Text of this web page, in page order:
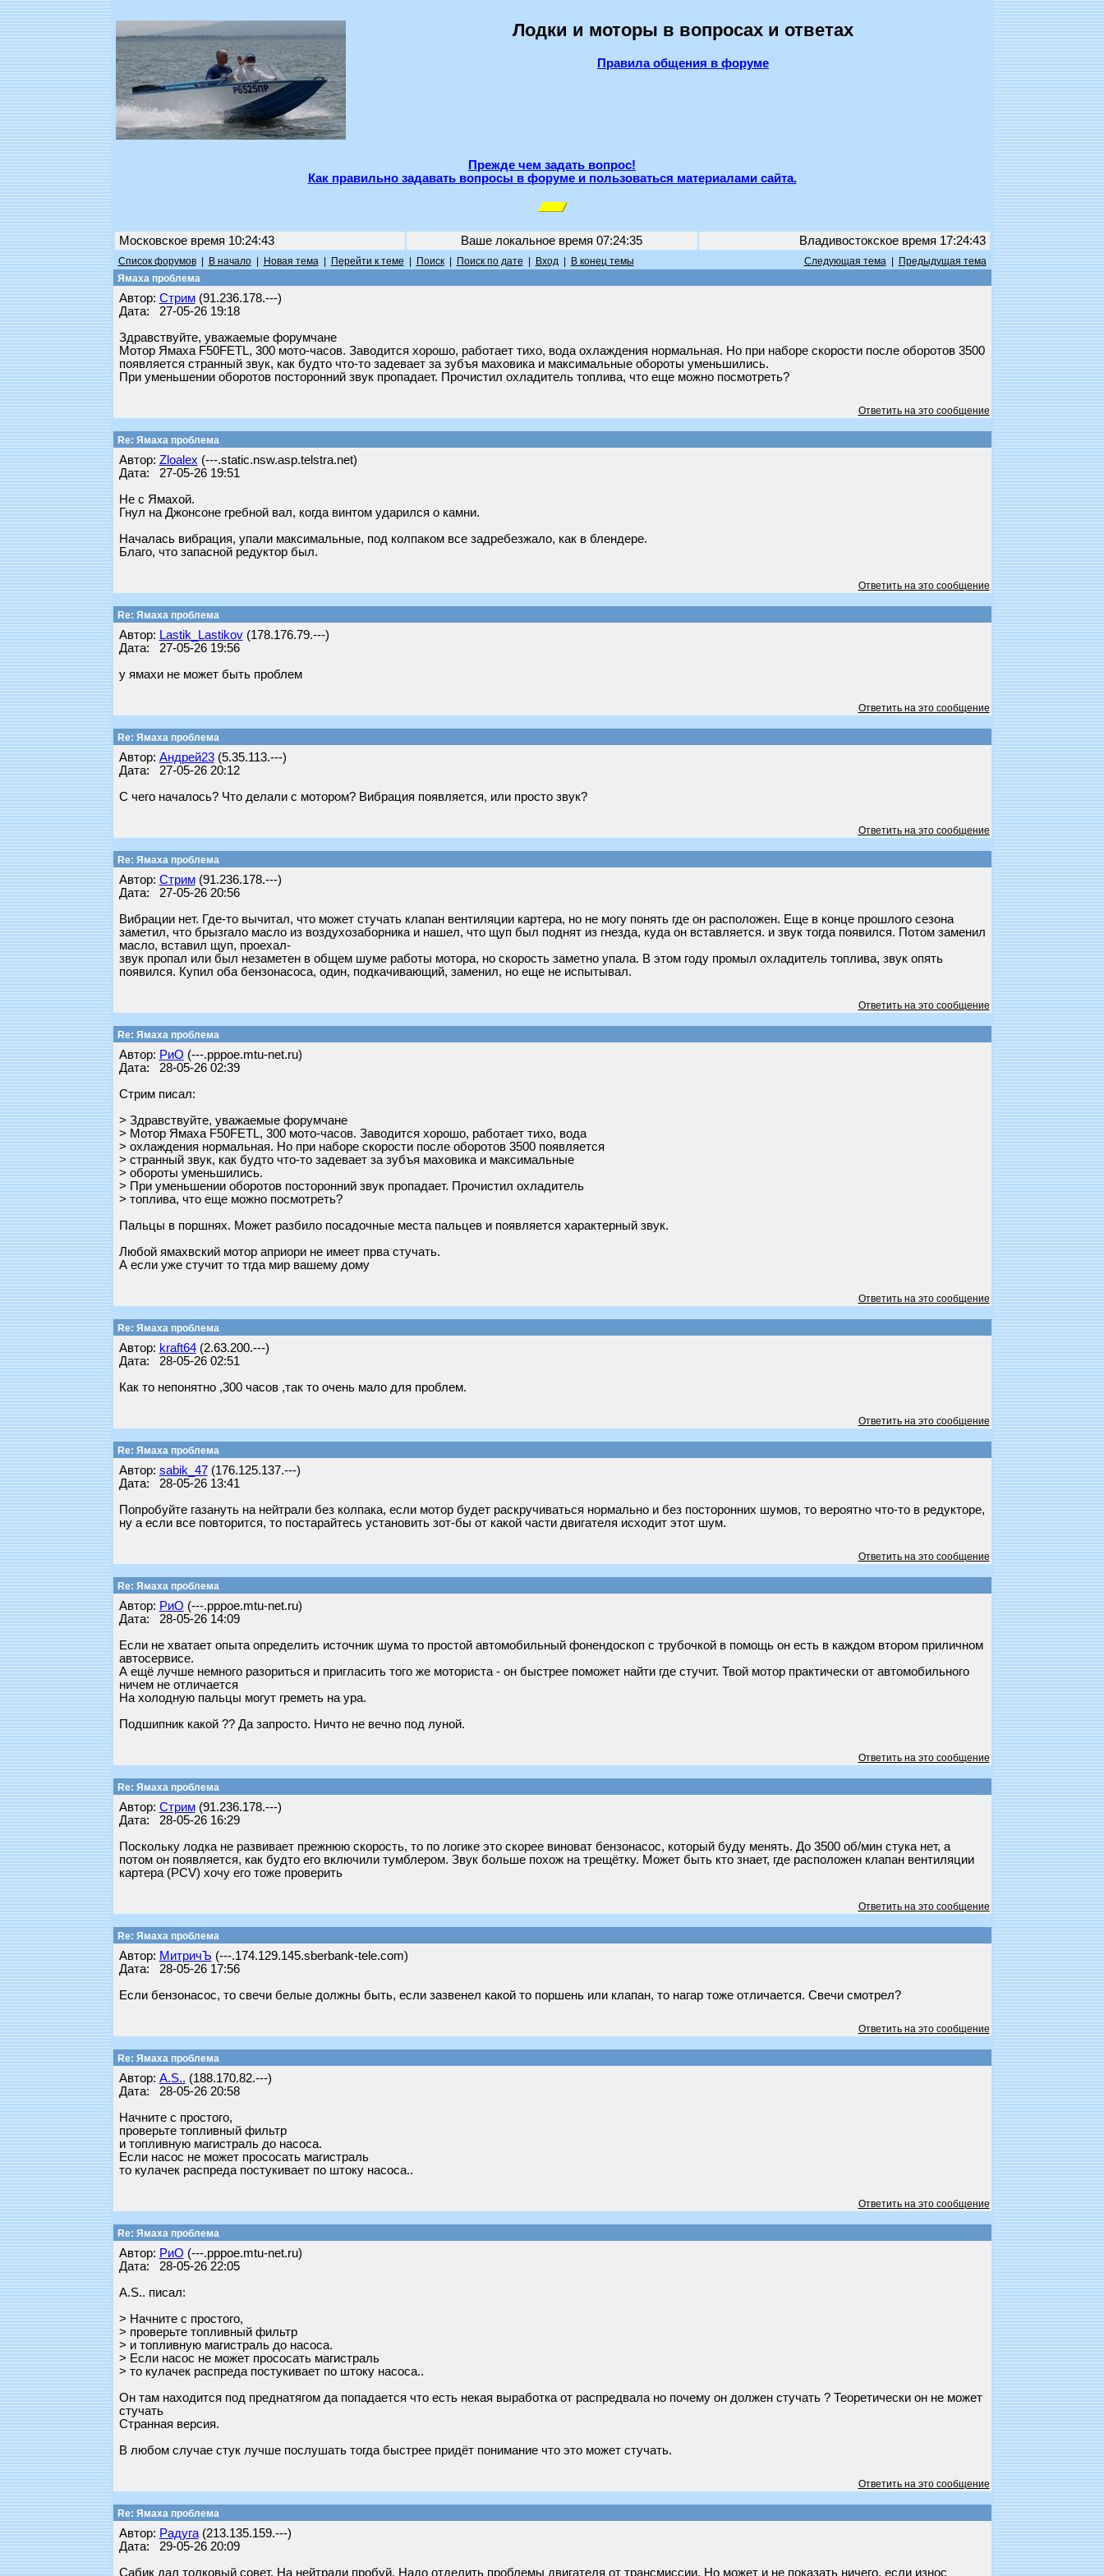
Лодки и моторы в вопросах и ответах
Правила общения в форуме
Прежде чем задать вопрос!
Как правильно задавать вопросы в форуме и пользоваться материалами сайта.
Московское время 10:24:43 Ваше локальное время 07:24:35 Владивостокское время 17:24:43
Список форумов| В начало| Новая тема| Перейти к теме Поиск| Поиск по дате Вход| В конец темы Следующая тема|
Предыдущая тема
Ямаха проблема
Автор: Стрим(91.236.178.---)
Дата: 27-05-26 19:18
Здравствуйте, уважаемые форумчане
Мотор Ямаха F50FETL, 300 мото-часов. Заводится хорошо, работает тихо, вода охлаждения нормальная. Но при наборе скорости после оборотов 3500
появляется странный звук, как будто что-то задевает за зубъя маховика и максимальные обороты уменьшились.
При уменьшении оборотов посторонний звук пропадает. Прочистил охладитель топлива, что еще можно посмотреть?
Ответить на это сообщение
Re: Ямаха проблема
Автор: Zloalex (---.static.nsw.asp.telstra.net)
Дата: 27-05-26 19:51
Не с Ямахой.
Гнул на Джонсоне гребной вал, когда винтом ударился о камни.
Началась вибрация, упали максимальные, под колпаком все задребезжало, как в блендере.
Благо, что запасной редуктор был.
Ответить на это сообщение
Re: Ямаха проблема
Автор: Lastik_Lastikov(178.176.79.---)
Дата: 27-05-26 19:56
у ямахи не может быть проблем
Ответить на это сообщение
Re: Ямаха проблема
Автор: Андрей23(5.35.113.---)
Дата: 27-05-26 20:12
С чего началось? Что делали с мотором? Вибрация появляется, или просто звук?
Ответить на это сообщение
Re: Ямаха проблема
Автор: Стрим(91.236.178.---)
Дата: 27-05-26 20:56
Вибрации нет. Где-то вычитал, что может стучать клапан вентиляции картера, но не могу понять где он расположен. Еще в конце прошлого сезона
заметил, что брызгало масло из воздухозаборника и нашел, что щуп был поднят из гнезда, куда он вставляется. и звук тогда появился. Потом заменил
масло, вставил щуп, проехал-
звук пропал или был незаметен в общем шуме работы мотора, но скорость заметно упала. В этом году промыл охладитель топлива, звук опять
появился. Купил оба бензонасоса, один, подкачивающий, заменил, но еще не испытывал.
Ответить на это сообщение
Re: Ямаха проблема
Автор: РиО (---.pppoe.mtu-net.ru)
Дата: 28-05-26 02:39
Стрим писал:
> Здравствуйте, уважаемые форумчане
> Мотор Ямаха F50FETL, 300 мото-часов. Заводится хорошо, работает тихо, вода
> охлаждения нормальная. Но при наборе скорости после оборотов 3500 появляется
> странный звук, как будто что-то задевает за зубъя маховика и максимальные
> обороты уменьшились.
> При уменьшении оборотов посторонний звук пропадает. Прочистил охладитель
> топлива, что еще можно посмотреть?
Пальцы в поршнях. Может разбило посадочные места пальцев и появляется характерный звук.
Любой ямахвский мотор априори не имеет прва стучать.
А если уже стучит то тгда мир вашему дому
Ответить на это сообщение
Re: Ямаха проблема
Автор: kraft64(2.63.200.---)
Дата: 28-05-26 02:51
Как то непонятно ,300 часов ,так то очень мало для проблем.
Ответить на это сообщение
Re: Ямаха проблема
Автор: sabik_47(176.125.137.---)
Дата: 28-05-26 13:41
Попробуйте газануть на нейтрали без колпака, если мотор будет раскручиваться нормально и без посторонних шумов, то вероятно что-то в редукторе,
ну а если все повторится, то постарайтесь установить зот-бы от какой части двигателя исходит этот шум.
Ответить на это сообщение
Re: Ямаха проблема
Автор: РиО (---.pppoe.mtu-net.ru)
Дата: 28-05-26 14:09
Если не хватает опыта определить источник шума то простой автомобильный фонендоскоп с трубочкой в помощь он есть в каждом втором приличном
автосервисе.
А ещё лучше немного разориться и пригласить того же моториста - он быстрее поможет найти где стучит. Твой мотор практически от автомобильного
ничем не отличается
На холодную пальцы могут греметь на ура.
Подшипник какой ?? Да запросто. Ничто не вечно под луной.
Ответить на это сообщение
Re: Ямаха проблема
Автор: Стрим(91.236.178.---)
Дата: 28-05-26 16:29
Поскольку лодка не развивает прежнюю скорость, то по логике это скорее виноват бензонасос, который буду менять. До 3500 об/мин стука нет, а
потом он появляется, как будто его включили тумблером. Звук больше похож на трещётку. Может быть кто знает, где расположен клапан вентиляции
картера (PCV) хочу его тоже проверить
Ответить на это сообщение
Re: Ямаха проблема
Автор: МитричЪ (---.174.129.145.sberbank-tele.com)
Дата: 28-05-26 17:56
Если бензонасос, то свечи белые должны быть, если зазвенел какой то поршень или клапан, то нагар тоже отличается. Свечи смотрел?
Ответить на это сообщение
Re: Ямаха проблема
Автор: A.S.. (188.170.82.---)
Дата: 28-05-26 20:58
Начните с простого,
проверьте топливный фильтр
и топливную магистраль до насоса.
Если насос не может прососать магистраль
то кулачек распреда постукивает по штоку насоса..
Ответить на это сообщение
Re: Ямаха проблема
Автор: РиО (---.pppoe.mtu-net.ru)
Дата: 28-05-26 22:05
A.S.. писал:
> Начните с простого,
> проверьте топливный фильтр
> и топливную магистраль до насоса.
> Если насос не может прососать магистраль
> то кулачек распреда постукивает по штоку насоса..
Он там находится под преднатягом да попадается что есть некая выработка от распредвала но почему он должен стучать ? Теоретически он не может
стучать
Странная версия.
В любом случае стук лучше послушать тогда быстрее придёт понимание что это может стучать.
Ответить на это сообщение
Re: Ямаха проблема
Автор: Радуга(213.135.159.---)
Дата: 29-05-26 20:09
Сабик дал толковый совет. На нейтрали пробуй. Надо отделить проблемы двигателя от трансмиссии. Но может и не показать ничего, если износ